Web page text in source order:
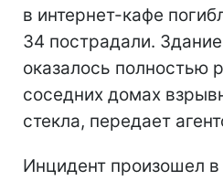
в интернет-кафе
34 пострадали.
оказалось полностью
соседних домах
стекла, передает
Инцидент произошел в